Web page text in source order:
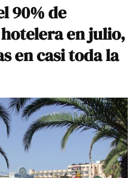
90% de
en julio,
en casi toda la